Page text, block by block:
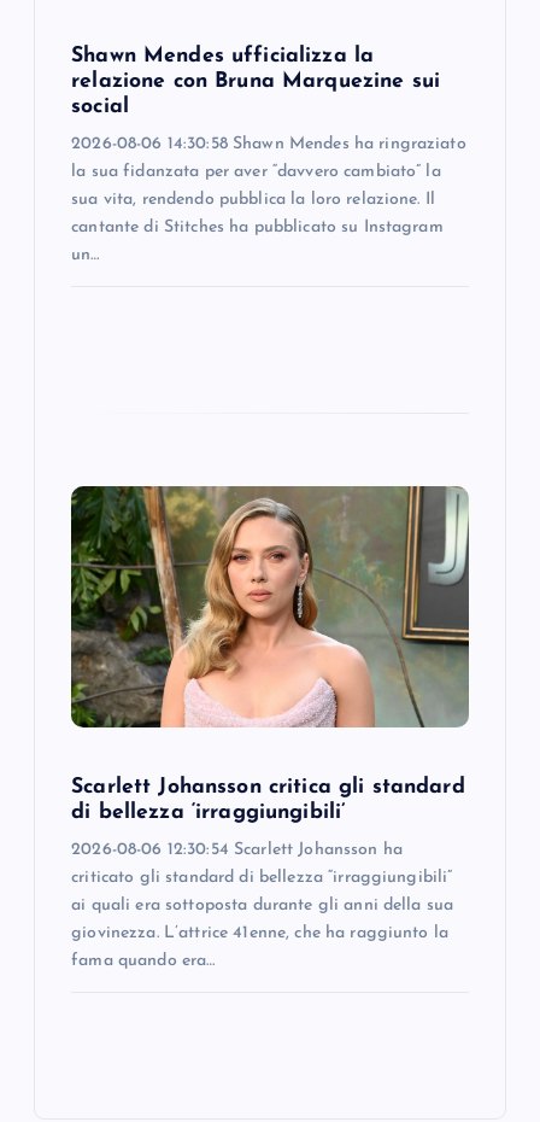
Shawn Mendes ufficializza la
relazione con Bruna Marquezine sui
social
2026-08-06 14:30:58 Shawn Mendes ha ringraziato
la sua fidanzata per aver “davvero cambiato” la
sua vita, rendendo pubblica la loro relazione. Il
cantante di Stitches ha pubblicato su Instagram
un…
Scarlett Johansson critica gli standard
di bellezza ‘irraggiungibili’
2026-08-06 12:30:54 Scarlett Johansson ha
criticato gli standard di bellezza “irraggiungibili”
ai quali era sottoposta durante gli anni della sua
giovinezza. L’attrice 41enne, che ha raggiunto la
fama quando era…